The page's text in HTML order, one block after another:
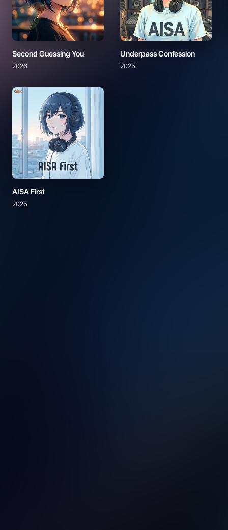
Second Guessing You
2026
Underpass Confession
2025
AISA First
2025